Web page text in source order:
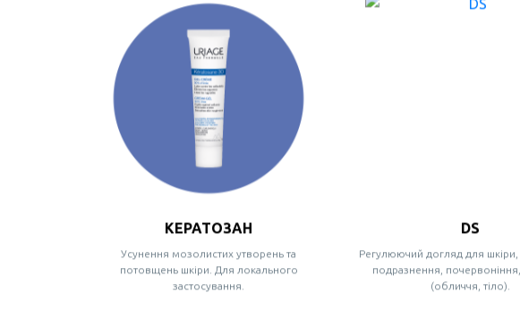
КЕРАТОЗАН
Усунення мозолистих утворень та
потовщень шкіри. Для локального
застосування.
DS
Регулюючий догляд для шкіри,
подразнення,
(обличчя, тіло).